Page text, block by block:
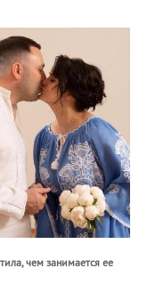
чем занимается ее